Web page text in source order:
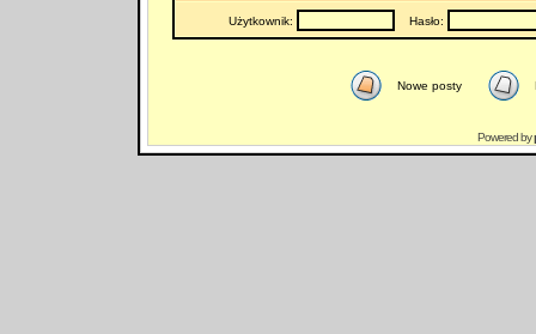
Użytkownik: Hasło:
Nowe posty
Powered by